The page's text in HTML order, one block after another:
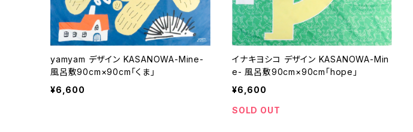
yamyam デザイン KASANOWA-Mine-
風呂敷90cm×90cm「くま」
¥6,600
イナキヨシコ デザイン KASANOWA-Min
e- 風呂敷90cm×90cm「hope」
¥6,600
SOLD OUT